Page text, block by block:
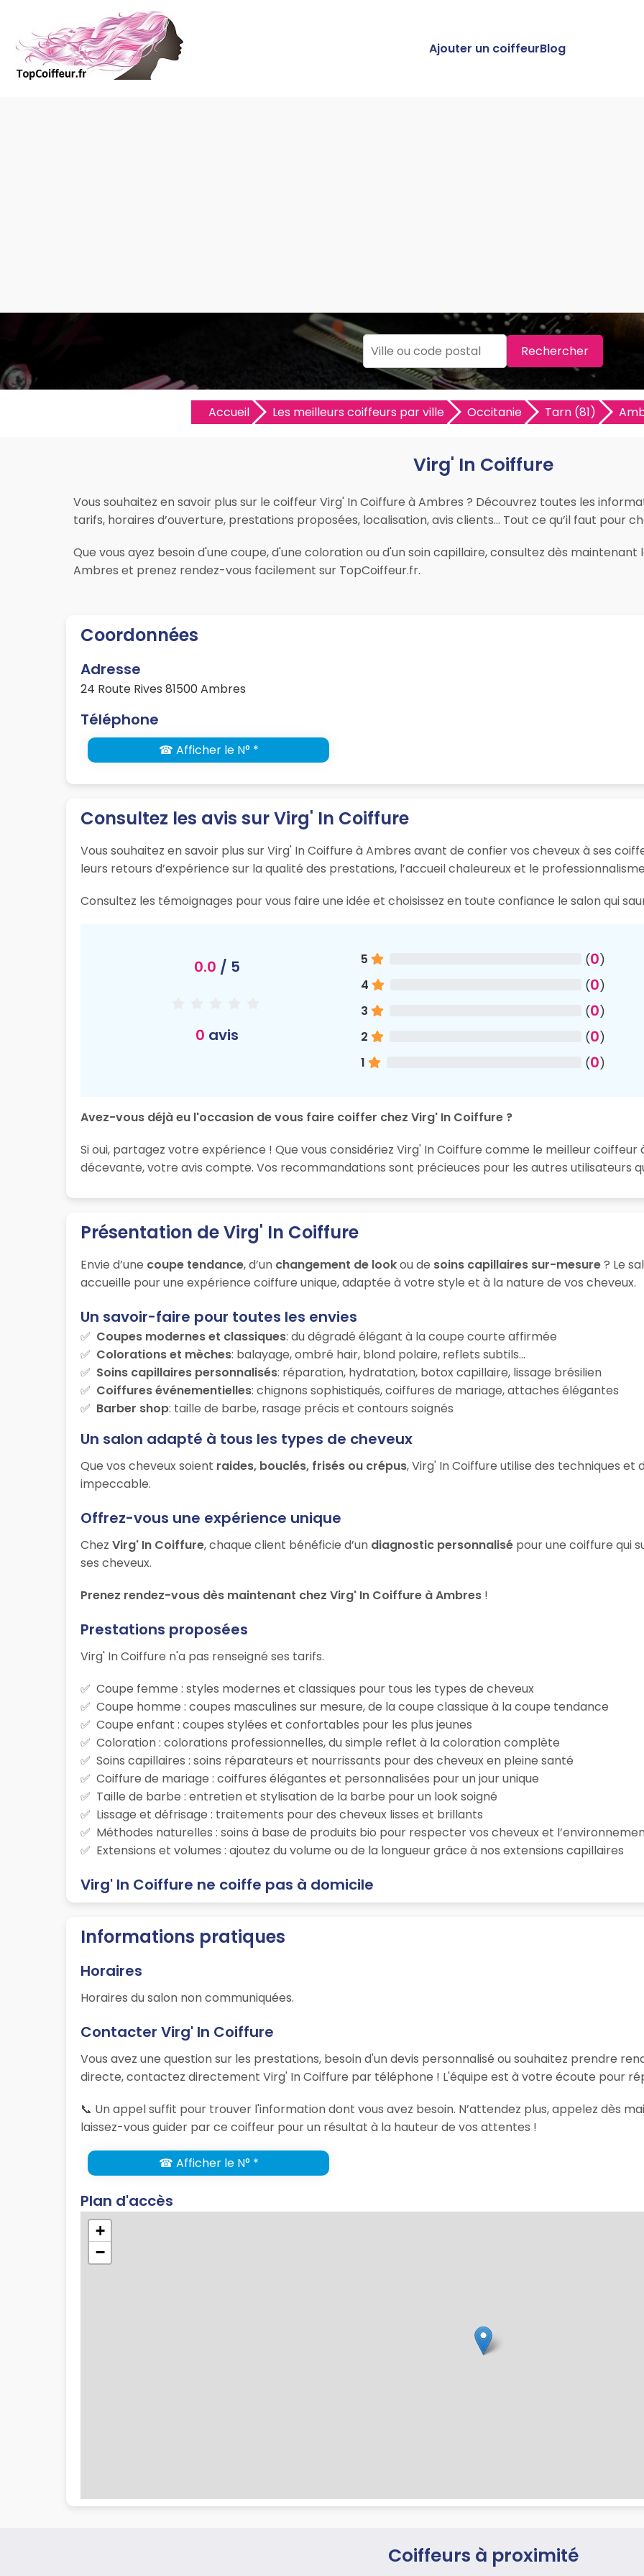
Ajouter un coiffeurBlog
Rechercher
Accueil Les meilleurs coiffeurs par ville Occitanie Tarn (81)
Virg' In Coiffure
Vous souhaitez en savoir plus sur le coiffeur Virg' In Coiffure à Ambres ? Découvrez toutes les
tarifs, horaires d’ouverture, prestations proposées, localisation, avis clients… Tout ce qu’il faut pour
Que vous ayez besoin d'une coupe, d'une coloration ou d'un soin capillaire, consultez dès
Ambres et prenez rendez-vous facilement sur TopCoiffeur.fr.
Coordonnées
Adresse
24 Route Rives 81500 Ambres
Téléphone
☎ Afficher le N° *
Consultez les avis sur Virg' In Coiffure
Vous souhaitez en savoir plus sur Virg' In Coiffure à Ambres avant de confier vos cheveux à ses
leurs retours d’expérience sur la qualité des prestations, l’accueil chaleureux et le
Consultez les témoignages pour vous faire une idée et choisissez en toute confiance le salon qui
0.0 / 5
0 avis
5 (0)
4
(0)
3
(0)
2
(0)
1
(0)
Avez-vous déjà eu l'occasion de vous faire coiffer chez Virg' In Coiffure ?
Si oui, partagez votre expérience ! Que vous considériez Virg' In Coiffure comme le meilleur
décevante, votre avis compte. Vos recommandations sont précieuces pour les autres utilisateurs
Présentation de Virg' In Coiffure
Envie d’une coupe tendance, d’un changement de lookou de soins capillaires sur-mesure? Le
accueille pour une expérience coiffure unique, adaptée à votre style et à la nature de vos cheveux.
Un savoir-faire pour toutes les envies
Coupes modernes et classiques: du dégradé élégant à la coupe courte affirmée
Colorations et mèches: balayage, ombré hair, blond polaire, reflets subtils…
Soins capillaires personnalisés: réparation, hydratation, botox capillaire, lissage brésilien
Coiffures événementielles: chignons sophistiqués, coiffures de mariage, attaches élégantes
Barber shop: taille de barbe, rasage précis et contours soignés
Un salon adapté à tous les types de cheveux
Que vos cheveux soient raides, bouclés, frisés ou crépus, Virg' In Coiffure utilise des techniques
impeccable.
Offrez-vous une expérience unique
Chez Virg' In Coiffure, chaque client bénéficie d’un diagnostic personnalisé pour une coiffure qui
ses cheveux.
Prenez rendez-vous dès maintenant chez Virg' In Coiffure à Ambres !
Prestations proposées
Virg' In Coiffure n'a pas renseigné ses tarifs.
Coupe femme : styles modernes et classiques pour tous les types de cheveux
Coupe homme : coupes masculines sur mesure, de la coupe classique à la coupe tendance
Coupe enfant : coupes stylées et confortables pour les plus jeunes
Coloration : colorations professionnelles, du simple reflet à la coloration complète
Soins capillaires : soins réparateurs et nourrissants pour des cheveux en pleine santé
Coiffure de mariage : coiffures élégantes et personnalisées pour un jour unique
Taille de barbe : entretien et stylisation de la barbe pour un look soigné
Lissage et défrisage : traitements pour des cheveux lisses et brillants
Méthodes naturelles : soins à base de produits bio pour respecter vos cheveux et
Extensions et volumes : ajoutez du volume ou de la longueur grâce à nos extensions capillaires
Virg' In Coiffure ne coiffe pas à domicile
Informations pratiques
Horaires
Horaires du salon non communiquées.
Contacter Virg' In Coiffure
Vous avez une question sur les prestations, besoin d'un devis personnalisé ou souhaitez prendre
directe, contactez directement Virg' In Coiffure par téléphone ! L'équipe est à votre écoute pour
📞 Un appel suffit pour trouver l'information dont vous avez besoin. N’attendez plus, appelez dès
laissez-vous guider par ce coiffeur pour un résultat à la hauteur de vos attentes !
☎ Afficher le N° *
Plan d'accès
+
−
Coiffeurs à proximité